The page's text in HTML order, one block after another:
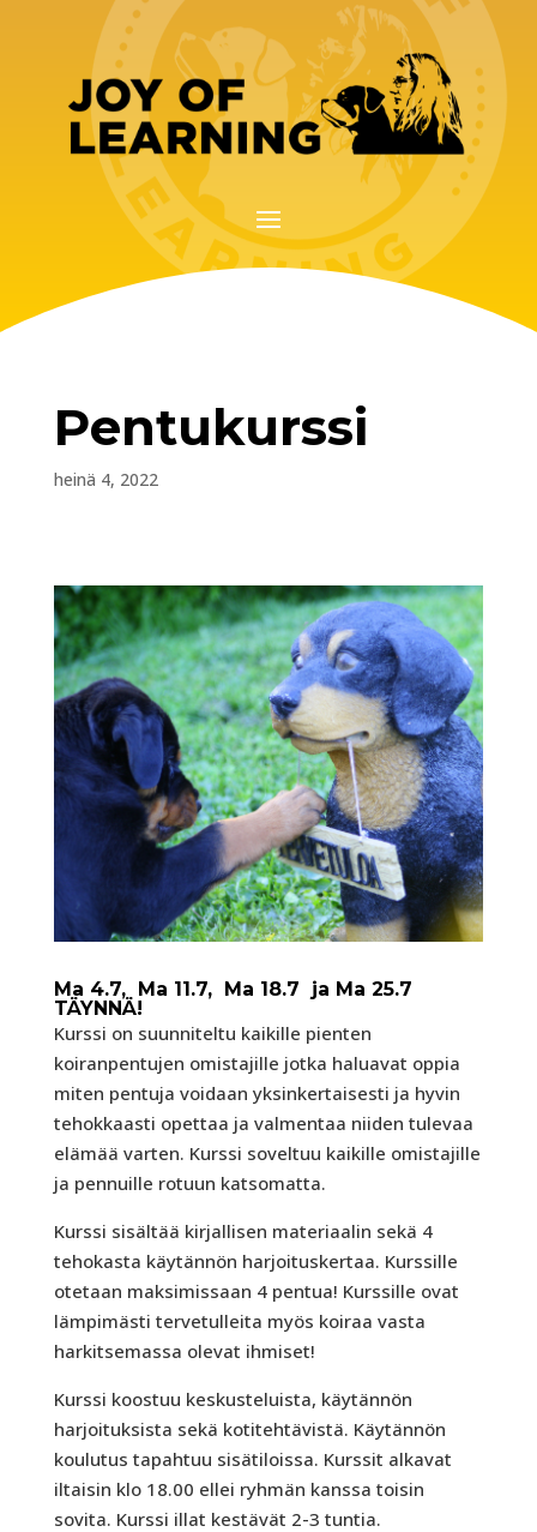
Pentukurssi
heinä 4, 2022
Ma 4.7, Ma 11.7, Ma 18.7 ja Ma 25.7
TÄYNNÄ!
Kurssi on suunniteltu kaikille pienten
koiranpentujen omistajille jotka haluavat oppia
miten pentuja voidaan yksinkertaisesti ja hyvin
tehokkaasti opettaa ja valmentaa niiden tulevaa
elämää varten. Kurssi soveltuu kaikille omistajille
ja pennuille rotuun katsomatta.
Kurssi sisältää kirjallisen materiaalin sekä 4
tehokasta käytännön harjoituskertaa. Kurssille
otetaan maksimissaan 4 pentua! Kurssille ovat
lämpimästi tervetulleita myös koiraa vasta
harkitsemassa olevat ihmiset!
Kurssi koostuu keskusteluista, käytännön
harjoituksista sekä kotitehtävistä. Käytännön
koulutus tapahtuu sisätiloissa. Kurssit alkavat
iltaisin klo 18.00 ellei ryhmän kanssa toisin
sovita. Kurssi illat kestävät 2-3 tuntia.